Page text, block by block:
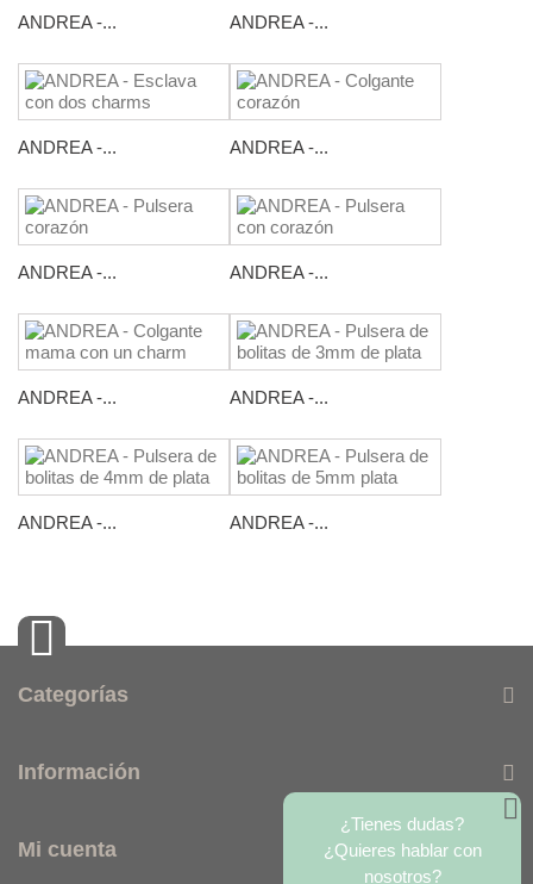
ANDREA -... ANDREA -...
ANDREA -... ANDREA -...
ANDREA -... ANDREA -...
ANDREA -... ANDREA -...
ANDREA -... ANDREA -...
Categorías
Información
Mi cuenta
¿Tienes dudas?
¿Quieres hablar con
nosotros?